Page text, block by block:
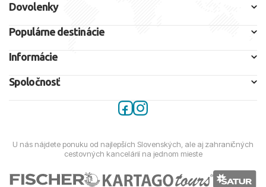
Dovolenky
Populárne destinácie
Informácie
Spoločnosť
U nás nájdete ponuku od najlepších Slovenských, ale aj zahraničných
cestovných kancelárií na jednom mieste